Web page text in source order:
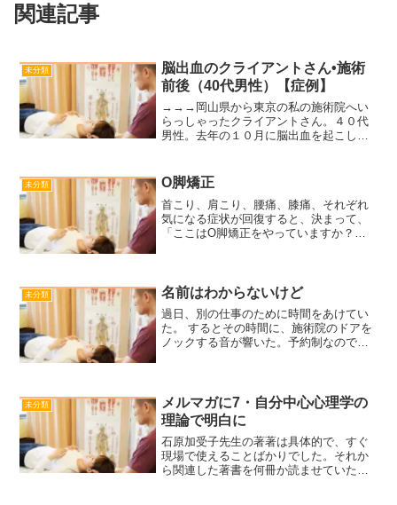
関連記事
未分類
脳出血のクライアントさん•施術
前後（40代男性）【症例】
→→→岡山県から東京の私の施術院へい
らっしゃったクライアントさん。４０代
男性。去年の１０月に脳出血を起こし、
ぐにする』ということです。体をまっす
ぐにすると、体の無駄な緊...
未分類 O脚矯正
首こり、肩こり、腰痛、膝痛、それぞれ
気になる症状が回復すると、決まって、
「ここはO脚矯正をやっていますか？」
もどってくるのではと考え...
未分類 名前はわからないけど
過日、別の仕事のために時間をあけてい
た。 するとその時間に、施術院のドアを
ノックする音が響いた。予約制なので、
せていただいた方で...
未分類
メルマガに7・自分中心心理学の
理論で明白に
石原加受子先生の著著は具体的で、すぐ
現場で使えることばかりでした。それか
ら関連した著書を何冊か読ませていただ